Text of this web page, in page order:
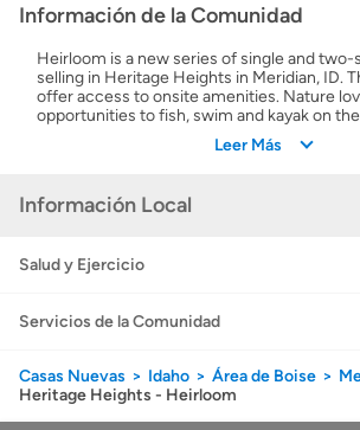
Información de la Comunidad
Heirloom is a new series of single and
selling in Heritage Heights in Meridian, ID.
offer access to onsite amenities. Nature
opportunities to fish, swim and kayak on
Star Riverwalk Park and Blake Haven Park
for all ages. Eligible students will attend
Leer Más
Información Local
Salud y Ejercicio
Servicios de la Comunidad
Casas Nuevas Idaho Área de Boise
Heritage Heights - Heirloom